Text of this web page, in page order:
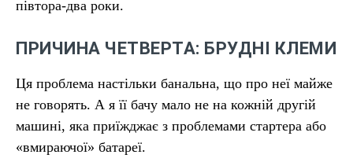
півтора-два роки.
ПРИЧИНА ЧЕТВЕРТА: БРУДНІ КЛЕМИ
Ця проблема настільки банальна, що про неї майже
не говорять. А я її бачу мало не на кожній другій
машині, яка приїжджає з проблемами стартера або
«вмираючої» батареї.